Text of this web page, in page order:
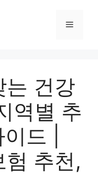
Menu
는 건강
역별 추
드 |
험 추천,